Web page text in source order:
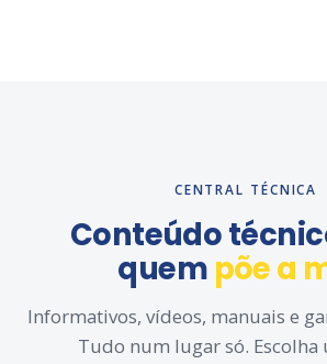
CENTRAL TÉCNICA
Conteúdo
quem põe a
Informativos, vídeos, manuais e
Tudo num lugar só. Escolha